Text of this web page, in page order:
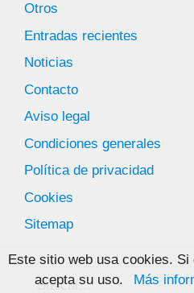
Otros
Entradas recientes
Noticias
Contacto
Aviso legal
Condiciones generales
Política de privacidad
Cookies
Sitemap
Buscar
Este sitio web usa cookies. Si
acepta su uso.
Más